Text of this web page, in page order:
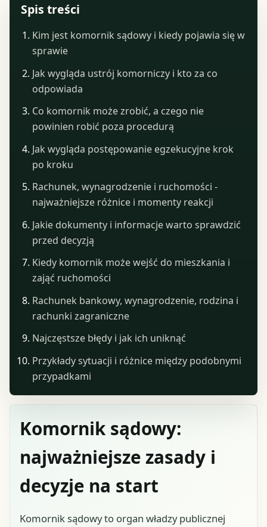
Komornik sądowy:
najważniejsze zasady i
decyzje na start
Komornik sądowy to organ władzy publicznej
Spis treści
Kim jest komornik sądowy i kiedy pojawia się w
sprawie
Jak wygląda ustrój komorniczy i kto za co
odpowiada
Co komornik może zrobić, a czego nie
powinien robić poza procedurą
Jak wygląda postępowanie egzekucyjne krok
po kroku
Rachunek, wynagrodzenie i ruchomości -
najważniejsze różnice i momenty reakcji
Jakie dokumenty i informacje warto sprawdzić
przed decyzją
Kiedy komornik może wejść do mieszkania i
zająć ruchomości
Rachunek bankowy, wynagrodzenie, rodzina i
rachunki zagraniczne
Najczęstsze błędy i jak ich uniknąć
Przykłady sytuacji i różnice między podobnymi
przypadkami